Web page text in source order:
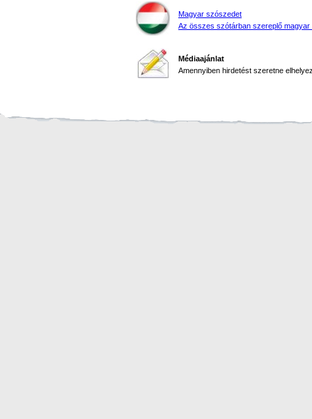
Magyar szószedet
Az összes szótárban szereplő magyar
Médiaajánlat
Amennyiben hirdetést szeretne